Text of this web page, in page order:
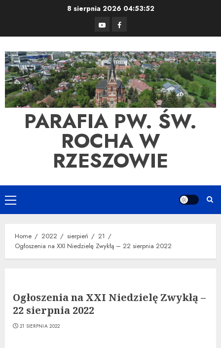
8 sierpnia 2026 04:53:53
YouTubeFacebook
PARAFIA PW. ŚW.
ROCHA W
RZESZOWIE
Primary
Menu
Home 2022 sierpień
21
Ogłoszenia na XXI Niedzielę Zwykłą – 22 sierpnia 2022
Ogłoszenia na XXI Niedzielę Zwykłą –
22 sierpnia 2022
21 SIERPNIA 2022